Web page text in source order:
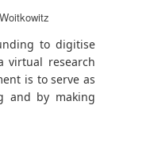
to digitise
virtual research
is to serve as
and by making